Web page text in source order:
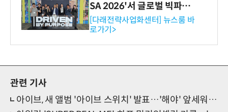
SA 2026'서 글로벌 빅파마
와의 비즈니스 미팅 지원…K
-바이오 해외 진출 교두보 확
보
[다래전략사업화센터] 뉴스룸 바
로가기>
관련 기사
아이브, 새 앨범 '아이브 스위치' 발표…'해야' 앞세워 새 IVE감성 ON